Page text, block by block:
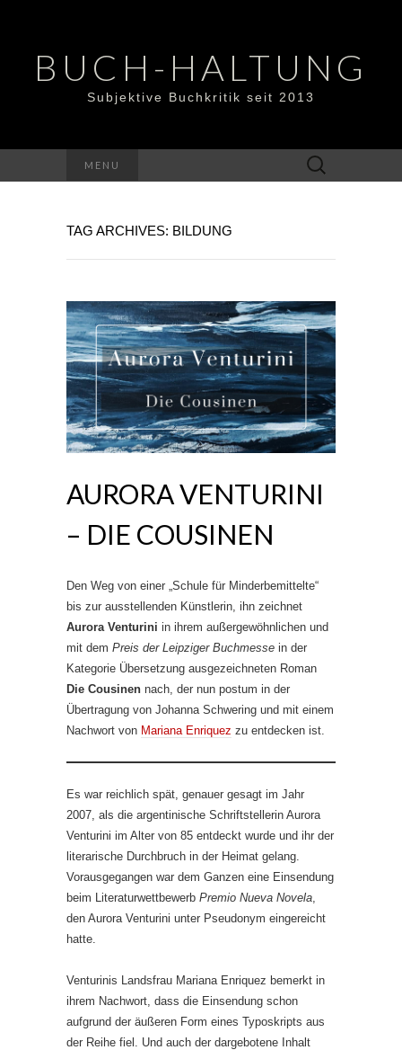
BUCH-HALTUNG
Subjektive Buchkritik seit 2013
MENU
Suchen
nach:
TAG ARCHIVES: BILDUNG
AURORA VENTURINI
– DIE COUSINEN
Den Weg von einer „Schule für Minderbemittelte“
bis zur ausstellenden Künstlerin, ihn zeichnet
Aurora Venturini in ihrem außergewöhnlichen und
mit dem Preis der Leipziger Buchmesse in der
Kategorie Übersetzung ausgezeichneten Roman
Die Cousinen nach, der nun postum in der
Übertragung von Johanna Schwering und mit einem
Nachwort von Mariana Enriquez zu entdecken ist.
Es war reichlich spät, genauer gesagt im Jahr
2007, als die argentinische Schriftstellerin Aurora
Venturini im Alter von 85 entdeckt wurde und ihr der
literarische Durchbruch in der Heimat gelang.
Vorausgegangen war dem Ganzen eine Einsendung
beim Literaturwettbewerb Premio Nueva Novela
den Aurora Venturini unter Pseudonym eingereicht
hatte.
Venturinis Landsfrau Mariana Enriquez bemerkt in
ihrem Nachwort, dass die Einsendung schon
aufgrund der äußeren Form eines Typoskripts aus
der Reihe fiel. Und auch der dargebotene Inhalt